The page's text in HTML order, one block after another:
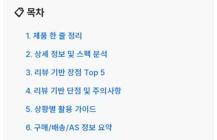
📋 목차
1. 제품 한 줄 정리
2. 상세 정보 및 스펙 분석
3. 리뷰 기반 장점 Top 5
4. 리뷰 기반 단점 및 주의사항
5. 상황별 활용 가이드
6. 구매/배송/AS 정보 요약